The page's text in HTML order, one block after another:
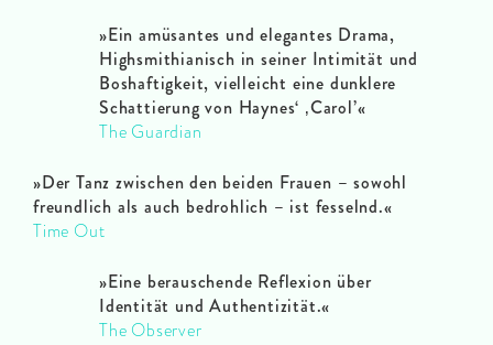
»Ein amüsantes und elegantes Drama,
Highsmithianisch in seiner Intimität und
Boshaftigkeit, vielleicht eine dunklere
Schattierung von Haynes‘ ‚Carol’«
The Guardian
»Der Tanz zwischen den beiden Frauen – sowohl
freundlich als auch bedrohlich – ist fesselnd.«
Time Out
»Eine berauschende Reflexion über
Identität und Authentizität.«
The Observer